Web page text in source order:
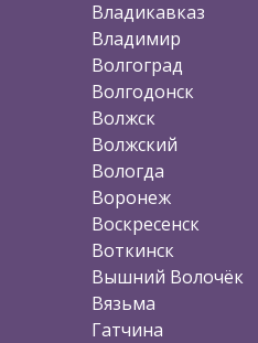
Владикавказ
Владимир
Волгоград
Волгодонск
Волжск
Волжский
Вологда
Воронеж
Воскресенск
Воткинск
Вышний Волочёк
Вязьма
Гатчина